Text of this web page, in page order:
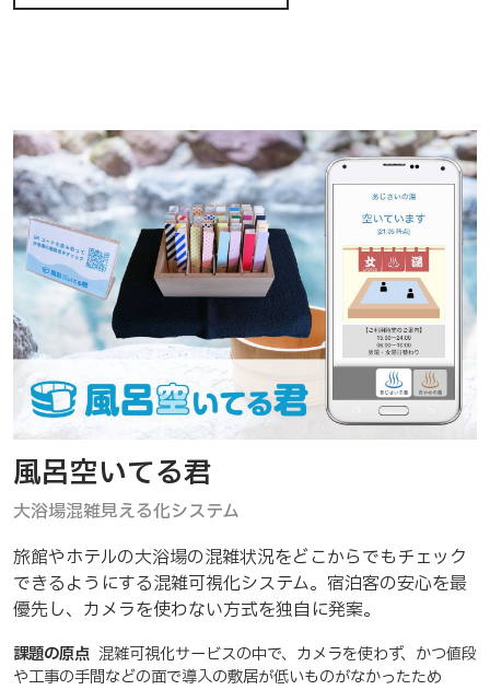
風呂空いてる君
大浴場混雑見える化システム
旅館やホテルの大浴場の混雑状況をどこからでもチェック
できるようにする混雑可視化システム。宿泊客の安心を最
優先し、カメラを使わない方式を独自に発案。
課題の原点 混雑可視化サービスの中で、カメラを使わず、かつ値段
や工事の手間などの面で導入の敷居が低いものがなかったため